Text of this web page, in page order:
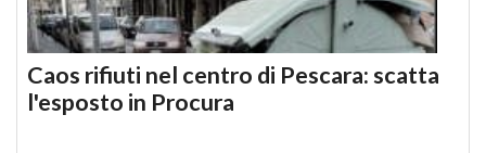
Caos rifiuti nel centro di Pescara: scatta
l'esposto in Procura